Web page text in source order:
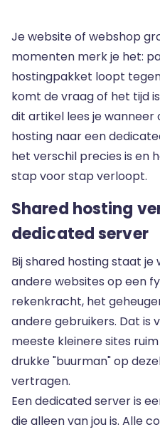
Je website of webshop
momenten merk je het:
hostingpakket loopt
komt de vraag of het tijd
dit artikel lees je
hosting naar een
het verschil precies is en
stap voor stap verloopt.
Shared hosting
dedicated server
Bij shared hosting staat
andere websites op een
rekenkracht, het
andere gebruikers. Dat is
meeste kleinere sites
drukke "buurman" op
vertragen.
Eendedicated serveris
die alleen van jou is. Alle